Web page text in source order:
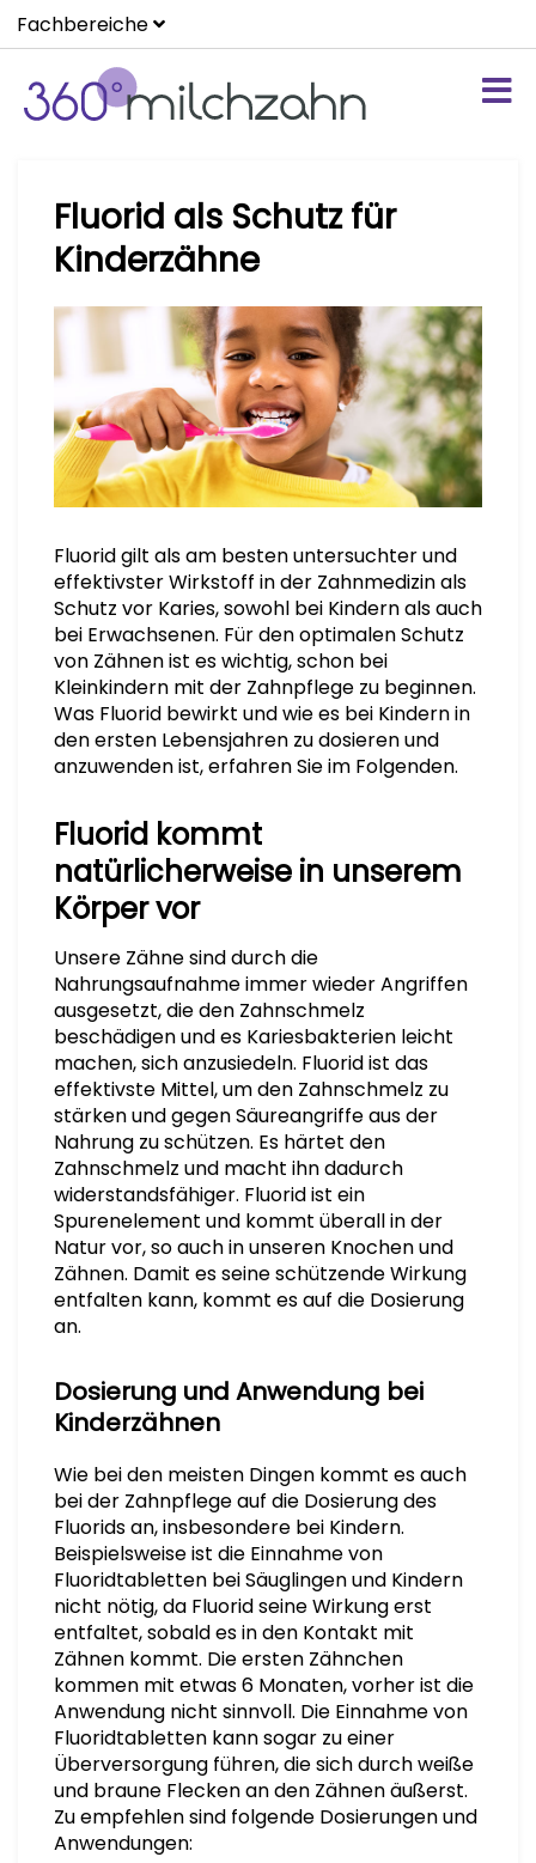
Fachbereiche
Fluorid als Schutz für
Kinderzähne
Fluorid gilt als am besten untersuchter und
effektivster Wirkstoff in der Zahnmedizin als
Schutz vor Karies, sowohl bei Kindern als auch
bei Erwachsenen. Für den optimalen Schutz
von Zähnen ist es wichtig, schon bei
Kleinkindern mit der Zahnpflege zu beginnen.
Was Fluorid bewirkt und wie es bei Kindern in
den ersten Lebensjahren zu dosieren und
anzuwenden ist, erfahren Sie im Folgenden.
Fluorid kommt
natürlicherweise in unserem
Körper vor
Unsere Zähne sind durch die
Nahrungsaufnahme immer wieder Angriffen
ausgesetzt, die den Zahnschmelz
beschädigen und es Kariesbakterien leicht
machen, sich anzusiedeln. Fluorid ist das
effektivste Mittel, um den Zahnschmelz zu
stärken und gegen Säureangriffe aus der
Nahrung zu schützen. Es härtet den
Zahnschmelz und macht ihn dadurch
widerstandsfähiger. Fluorid ist ein
Spurenelement und kommt überall in der
Natur vor, so auch in unseren Knochen und
Zähnen. Damit es seine schützende Wirkung
entfalten kann, kommt es auf die Dosierung
an.
Dosierung und Anwendung bei
Kinderzähnen
Wie bei den meisten Dingen kommt es auch
bei der Zahnpflege auf die Dosierung des
Fluorids an, insbesondere bei Kindern.
Beispielsweise ist die Einnahme von
Fluoridtabletten bei Säuglingen und Kindern
nicht nötig, da Fluorid seine Wirkung erst
entfaltet, sobald es in den Kontakt mit
Zähnen kommt. Die ersten Zähnchen
kommen mit etwas 6 Monaten, vorher ist die
Anwendung nicht sinnvoll. Die Einnahme von
Fluoridtabletten kann sogar zu einer
Überversorgung führen, die sich durch weiße
und braune Flecken an den Zähnen äußerst.
Zu empfehlen sind folgende Dosierungen und
Anwendungen: